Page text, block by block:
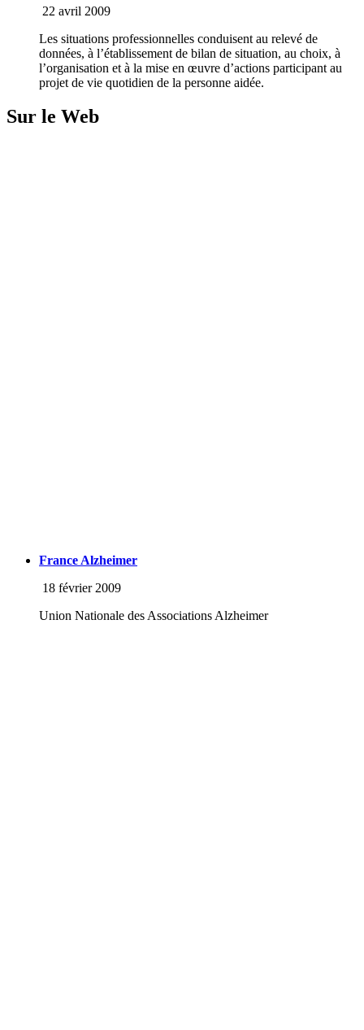
22 avril 2009
Les situations professionnelles conduisent au relevé de
données, à l’établissement de bilan de situation, au choix, à
l’organisation et à la mise en œuvre d’actions participant au
projet de vie quotidien de la personne aidée.
Sur le Web
France Alzheimer
18 février 2009
Union Nationale des Associations Alzheimer